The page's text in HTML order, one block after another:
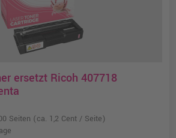
ersetzt Ricoh 407718
Seiten (ca. 1,2 Cent / Seite)